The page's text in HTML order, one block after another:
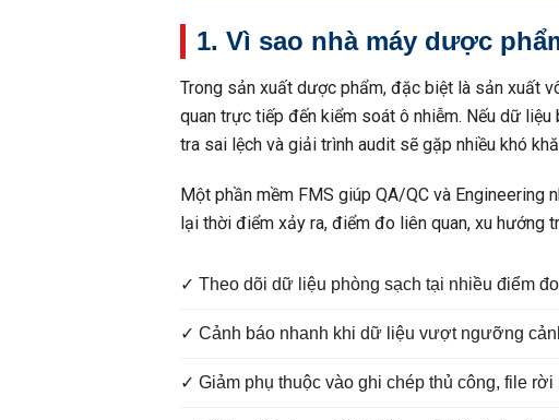
1. Vì sao nhà máy dược
Trong sản xuất dược phẩm, đặc biệt là sản xuất
quan trực tiếp đến kiểm soát ô nhiễm. Nếu dữ
tra sai lệch và giải trình audit sẽ gặp nhiều khó
Một phần mềm FMS giúp QA/QC và
lại thời điểm xảy ra, điểm đo liên quan, xu hướng
✓ Theo dõi dữ liệu phòng sạch tại nhiều điểm
✓ Cảnh báo nhanh khi dữ liệu vượt ngưỡng
✓ Giảm phụ thuộc vào ghi chép thủ công, file